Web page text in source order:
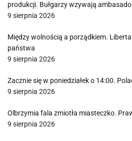
produkcji. Bułgarzy wzywają
9 sierpnia 2026
Między wolnością a porządkiem.
państwa
9 sierpnia 2026
Zacznie się w poniedziałek o 14:00.
9 sierpnia 2026
Olbrzymia fala zmiotła miasteczko.
9 sierpnia 2026